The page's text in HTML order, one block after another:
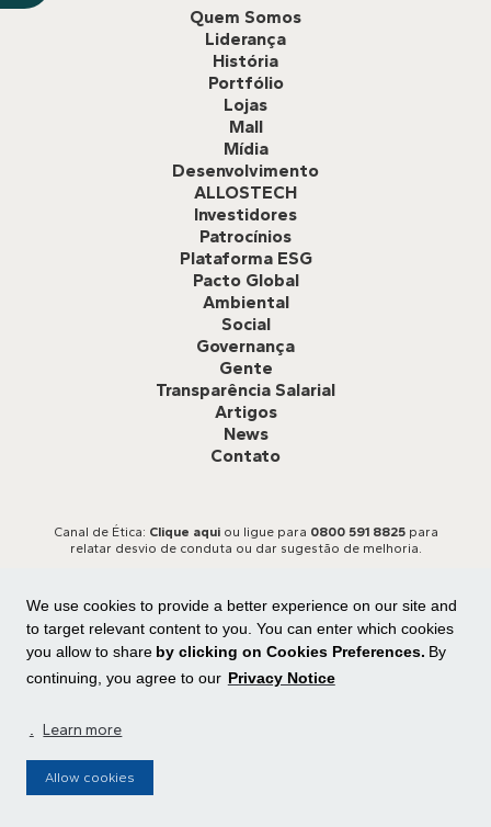
We use cookies to provide a better experience on our site and
to target relevant content to you. You can enter which cookies
you allow to share by clicking on Cookies Preferences. By
continuing, you agree to our Privacy Notice
. Learn more
Allow cookies
Quem Somos
Liderança
História
Portfólio
Lojas
Mall
Mídia
Desenvolvimento
ALLOSTECH
Investidores
Patrocínios
Plataforma ESG
Pacto Global
Ambiental
Social
Governança
Gente
Transparência Salarial
Artigos
News
Contato
Canal de Ética: Clique aquiou ligue para 0800 591 8825para
relatar desvio de conduta ou dar sugestão de melhoria.
Todos os direitos reservados
Central de privacidade